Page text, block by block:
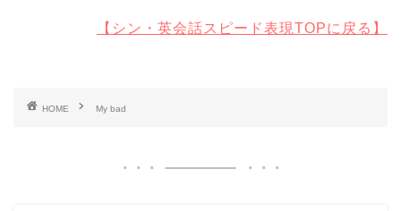
【シン・英会話スピード表現TOPに戻る】
HOME My bad